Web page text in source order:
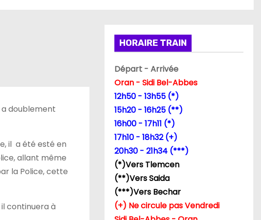
a doublement
il a été esté en
allant même
la Police, cette
continuera à
HORAIRE TRAIN
Départ - Arrivée
Oran - Sidi Bel-Abbes
12h50 - 13h55 (*)
15h20 - 16h25 (**)
16h00 - 17h11 (*)
17h10 - 18h32 (+)
20h30 - 21h34 (***)
(*)Vers Tlemcen
(**)Vers Saida
(***)Vers Bechar
(+) Ne circule pas Vendredi